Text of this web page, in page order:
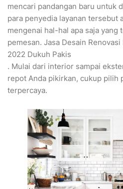
mencari pandangan baru untuk
para penyedia layanan tersebut
mengenai hal-hal apa saja yang
pemesan. Jasa Desain
2022 Dukuh Pakis
. Mulai dari interior sampai
repot Anda pikirkan, cukup pilih
terpercaya.